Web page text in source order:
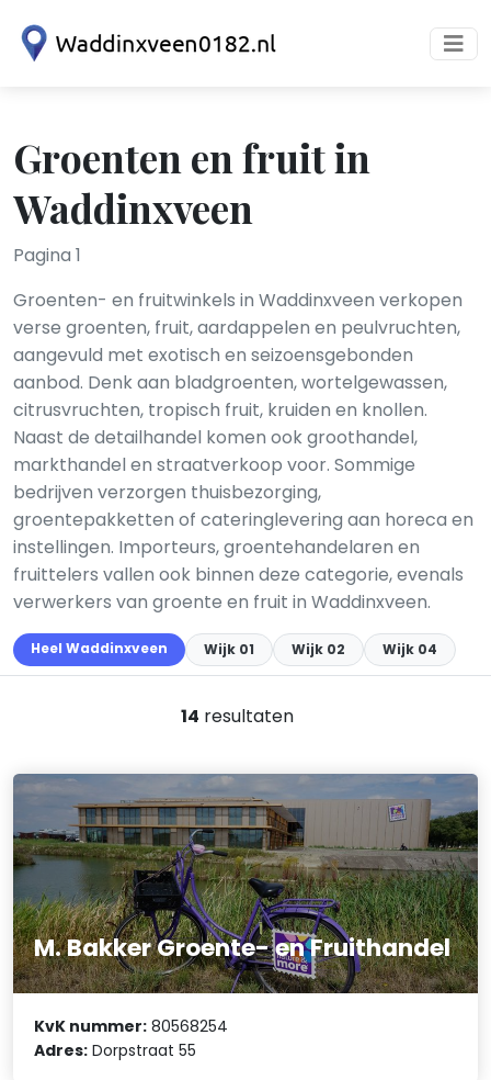
Groenten en fruit in
Waddinxveen
Pagina 1
Groenten- en fruitwinkels in Waddinxveen verkopen
verse groenten, fruit, aardappelen en peulvruchten,
aangevuld met exotisch en seizoensgebonden
aanbod. Denk aan bladgroenten, wortelgewassen,
citrusvruchten, tropisch fruit, kruiden en knollen.
Naast de detailhandel komen ook groothandel,
markthandel en straatverkoop voor. Sommige
bedrijven verzorgen thuisbezorging,
groentepakketten of cateringlevering aan horeca en
instellingen. Importeurs, groentehandelaren en
fruittelers vallen ook binnen deze categorie, evenals
verwerkers van groente en fruit in Waddinxveen.
Heel Waddinxveen Wijk 01 Wijk 02 Wijk 04
14 resultaten
M. Bakker Groente- en Fruithandel
KvK nummer: 80568254
Adres: Dorpstraat 55